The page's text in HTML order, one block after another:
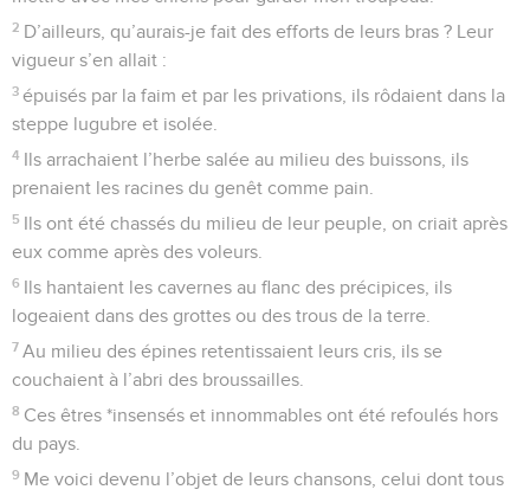
2 D’ailleurs, qu’aurais-je fait des efforts de leurs bras ? Leur
vigueur s’en allait :
3 épuisés par la faim et par les privations, ils rôdaient dans la
steppe lugubre et isolée.
4 Ils arrachaient l’herbe salée au milieu des buissons, ils
prenaient les racines du genêt comme pain.
5 Ils ont été chassés du milieu de leur peuple, on criait après
eux comme après des voleurs.
6 Ils hantaient les cavernes au flanc des précipices, ils
logeaient dans des grottes ou des trous de la terre.
7 Au milieu des épines retentissaient leurs cris, ils se
couchaient à l’abri des broussailles.
8 Ces êtres *insensés et innommables ont été refoulés hors
du pays.
9 Me voici devenu l’objet de leurs chansons, celui dont tous